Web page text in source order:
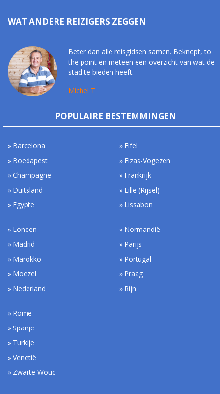
WAT ANDERE REIZIGERS ZEGGEN
Beter dan alle reisgidsen samen. Beknopt, to
the point en meteen een overzicht van wat de
stad te bieden heeft.
Michel T
POPULAIRE BESTEMMINGEN
Barcelona
Boedapest
Champagne
Duitsland
Egypte
Eifel
Elzas-Vogezen
Frankrijk
Lille (Rijsel)
Lissabon
Londen
Madrid
Marokko
Moezel
Nederland
Normandië
Parijs
Portugal
Praag
Rijn
Rome
Spanje
Turkije
Venetië
Zwarte Woud